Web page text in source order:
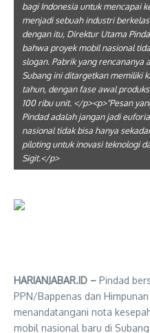
bagi Indonesia untuk mencapai
menjadi sebuah industri
dengan itu, Direktur Utama
bahwa proyek mobil nasional
slogan. Pabrik yang rencananya
Subang ini ditargetkan memiliki
tahun, dengan fase awal
100 ribu unit. </p><p>"Pesan
Pindad adalah jangan jadi
nasional tidak bisa hanya
piloting untuk inovasi teknologi
Sigit.</p>
HARIANJABAR.ID – Pindad
PPN/Bappenas dan
menandatangani nota
mobil nasional baru di